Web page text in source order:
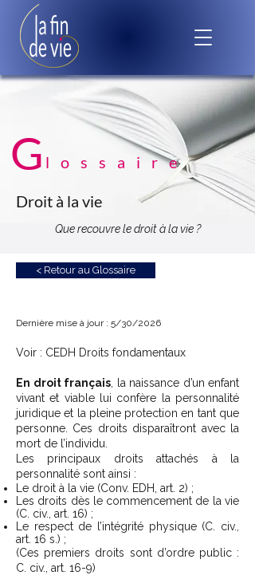
G lossaire
Droit à la vie
Que recouvre le droit à la vie ?
< Retour au Glossaire
Dernière mise à jour : 5/30/2026
Voir : CEDH Droits fondamentaux
En droit français , la naissance d’un enfant
vivant et viable lui confère la personnalité
juridique et la pleine protection en tant que
personne. Ces droits disparaîtront avec la
mort de l’individu.
Les principaux droits attachés à la
personnalité sont ainsi :
Le droit à la vie (Conv. EDH, art. 2) ;
Les droits dès le commencement de la vie
(C. civ., art. 16) ;
Le respect de l’intégrité physique (C. civ.,
art. 16 s.) ;
(Ces premiers droits sont d’ordre public :
C. civ., art. 16-9)